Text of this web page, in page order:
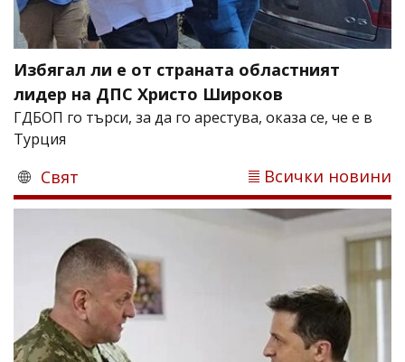
Избягал ли е от страната областният
лидер на ДПС Христо Широков
ГДБОП го търси, за да го арестува, оказа се, че е в
Турция
Свят Всички новини